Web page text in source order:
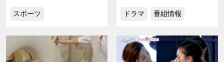
スポーツ ドラマ 番組情報